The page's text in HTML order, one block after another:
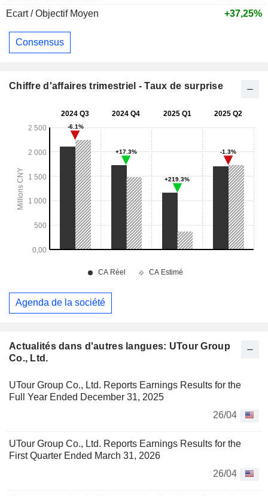
Actualités dans d'autres langues: UTour Group
Co., Ltd.
UTour Group Co., Ltd. Reports Earnings Results for the
Full Year Ended December 31, 2025
26/04
UTour Group Co., Ltd. Reports Earnings Results for the
First Quarter Ended March 31, 2026
26/04
Ecart / Objectif Moyen
+37,25%
Consensus
Chiffre d'affaires trimestriel - Taux de surprise
Agenda de la société